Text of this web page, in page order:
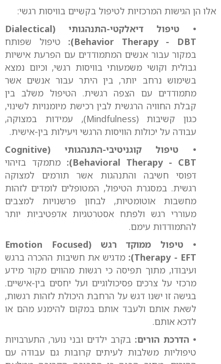
אלו הן הגישות המרכזיות לטיפול בקשיים בוויסות רגשי:
• טיפול דיאלקטי-התנהגותי (Dialectical
Behavior Therapy - DBT):
טיפול שפותח
במקור עבור אנשים המתמודדים עם הפרעת אישיות
גבולית וקושי משמעותי בוויסות רגשי, וכיום נמצא
בשימוש נרחב יותר, בין היתר עבור אנשים אשר
מתמודדים עם הצפה רגשית. הטיפול משלב בין
קבלת החוויה הרגשית לבין רכישת מיומנויות לשינוי,
כגון קשיבות (Mindfulness), עמידות במצוקה,
עבודה על יכולות הוויסות הרגשי ויעילות בין-אישית.
• טיפול קוגניטיבי-התנהגותי (Cognitive
Behavioral Therapy - CBT):
מתמקד בזיהוי
דפוסי חשיבה והתנהגות אשר תורמים למצוקה
רגשית. במסגרת הטיפול, המטופלים לומדים לזהות
מחשבות אוטומטיות, לבחון פרשנויות למצבים
מעוררי רגש ולפתח אסטרטגיות אדפטיביות יותר
להתמודדות עימם.
• טיפול ממוקד רגש (Emotion Focused
Therapy - EFT):
מדגיש את חשיבות ההכרה ברגש
ועיבודו, מתוך תפיסה כי רגשות מהווים מקור מידע
מרכזי על צרכים פסיכולוגיים ועל יחסים בין-אישיים.
בגישה זו ישנו דגש על הרחבת היכולת לזהות רגשות,
לשאת אותם ולעבד אותם במקום להימנע מהם או
לדכא אותם.
• הדרכת הורים: בקרב ילדים ובני נוער, התערבויות
טיפוליות משלבות לעיתים קרובות גם עבודה עם